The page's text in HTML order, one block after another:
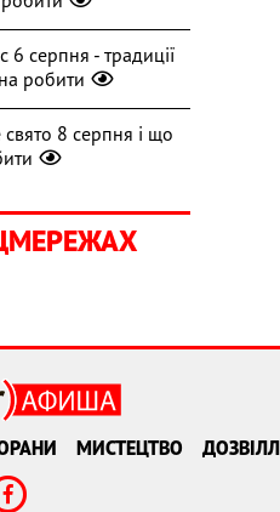
6 серпня - традиції
робити
8 серпня і що
МИСТЕЦТВО